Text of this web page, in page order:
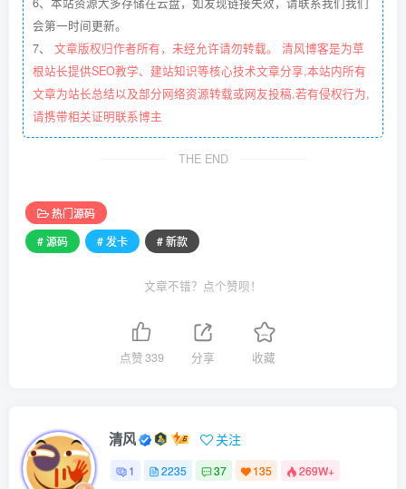
会第一时间更新。
7、 文章版权归作者所有，未经允许请勿转载。 清风博客是为草
根站长提供SEO教学、建站知识等核心技术文章分享,本站内所有
文章为站长总结以及部分网络资源转载或网友投稿,若有侵权行为,
请携带相关证明联系博主
THE END
热门源码
# 源码
# 发卡 # 新款
文章不错？点个赞呗！
点赞339 分享 收藏
清风 关注
1 2235 37 135 269W+